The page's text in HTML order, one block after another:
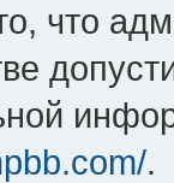
что
.